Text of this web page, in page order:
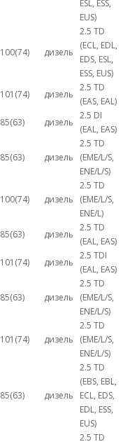
ESL, ESS,
EUS)
100(74) дизель
2.5 TD
(ECL, EDL,
EDS, ESL,
ESS, EUS)
101(74) дизель
2.5 TD
(EAS, EAL)
85(63) дизель
2.5 DI
(EAL, EAS)
85(63) дизель
2.5 TD
(EME/L/S,
ENE/L/S)
100(74) дизель
2.5 TD
(EME/L/S,
ENE/L)
85(63) дизель
2.5 TD
(EAL, EAS)
101(74) дизель
2.5 TDI
(EAL, EAS)
85(63) дизель
2.5 TD
(EME/L/S,
ENE/L/S)
101(74) дизель
2.5 TD
(EME/L/S,
ENE/L/S)
85(63) дизель
2.5 TD
(EBS, EBL,
ECL, EDS,
EDL, ESS,
EUS)
2.5 TD